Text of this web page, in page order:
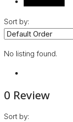
Sort by:
No listing found.
0 Review
Sort by: